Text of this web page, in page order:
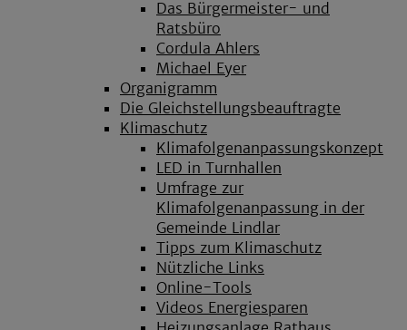
Das Bürgermeister- und
Ratsbüro
Cordula Ahlers
Michael Eyer
Organigramm
Die Gleichstellungsbeauftragte
Klimaschutz
Klimafolgenanpassungskonzept
LED in Turnhallen
Umfrage zur
Klimafolgenanpassung in der
Gemeinde Lindlar
Tipps zum Klimaschutz
Nützliche Links
Online-Tools
Videos Energiesparen